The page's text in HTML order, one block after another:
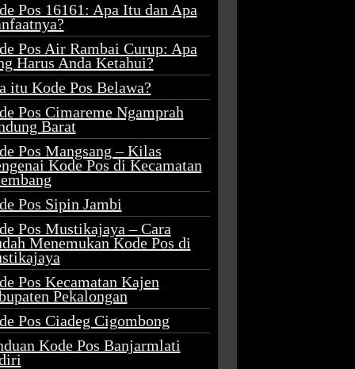
Pos 16161: Apa Itu dan Apa
Pos Air Rambai Curup: Apa
Harus Anda Ketahui?
itu Kode Pos Belawa?
Pos Cimareme Ngamprah
Barat
Pos Mangsang – Kilas
Kode Pos di Kecamatan
Pos Sipin Jambi
Pos Mustikajaya – Cara
Menemukan Kode Pos di
Pos Kecamatan Kajen
Pekalongan
Pos Ciadeg Cigombong
Kode Pos Banjarmlati